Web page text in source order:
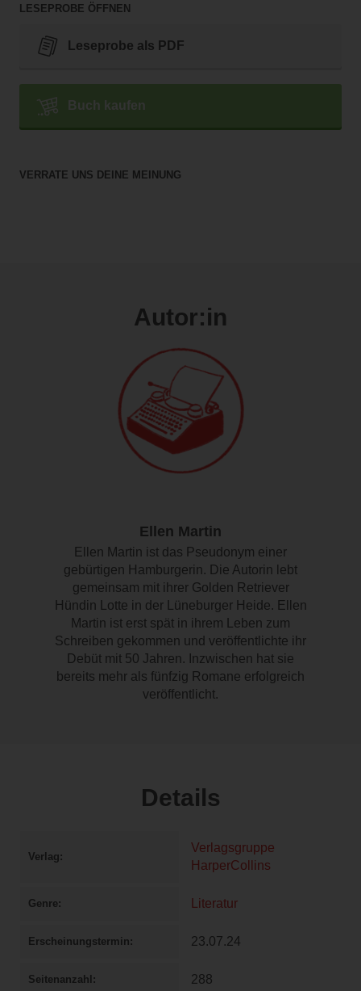
LESEPROBE ÖFFNEN
Leseprobe als PDF
Buch kaufen
VERRATE UNS DEINE MEINUNG
Autor:in
Ellen Martin
Ellen Martin ist das Pseudonym einer
gebürtigen Hamburgerin. Die Autorin lebt
gemeinsam mit ihrer Golden Retriever
Hündin Lotte in der Lüneburger Heide. Ellen
Martin ist erst spät in ihrem Leben zum
Schreiben gekommen und veröffentlichte ihr
Debüt mit 50 Jahren. Inzwischen hat sie
bereits mehr als fünfzig Romane erfolgreich
veröffentlicht.
Details
Verlag
Verlagsgruppe
HarperCollins
Genre Literatur
Erscheinungstermin 23.07.24
Seitenanzahl 288